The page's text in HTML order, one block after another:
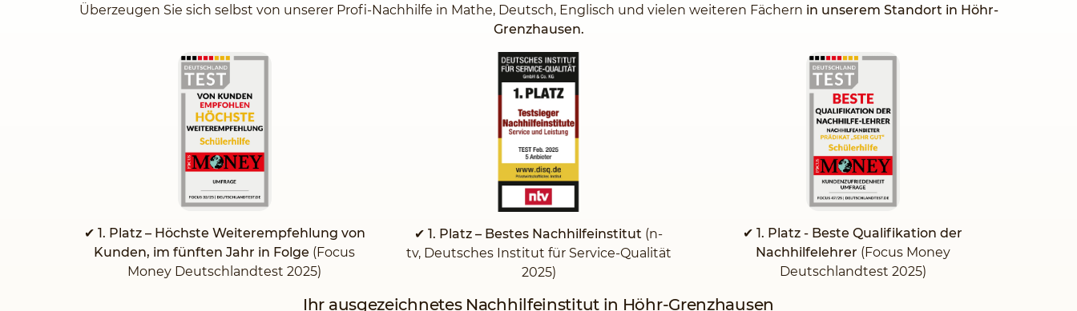
Überzeugen Sie sich selbst von unserer Profi-Nachhilfe in Mathe, Deutsch, Englisch und vielen weiteren Fächern in unserem Standort in Höhr-
Grenzhausen.
✔ 1. Platz – Höchste Weiterempfehlung von
Kunden, im fünften Jahr in Folge (Focus
Money Deutschlandtest 2025)
✔ 1. Platz – Bestes Nachhilfeinstitut (n-
tv, Deutsches Institut für Service-Qualität
2025)
✔ 1. Platz - Beste Qualifikation der
Nachhilfelehrer (Focus Money
Deutschlandtest 2025)
Ihr ausgezeichnetes Nachhilfeinstitut in Höhr-Grenzhausen